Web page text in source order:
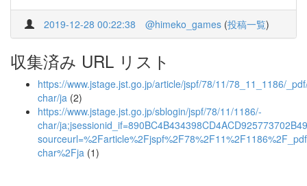
2019-12-28 00:22:38 @himeko_games (投稿一覧)
収集済み URL リスト
https://www.jstage.jst.go.jp/article/jspf/78/11/78_11_1186/
char/ja (2)
https://www.jstage.jst.go.jp/sblogin/jspf/78/11/1186/-
char/
char%2Fja (1)